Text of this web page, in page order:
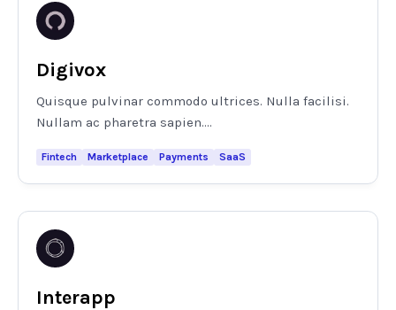
Digivox
Quisque pulvinar commodo ultrices. Nulla facilisi.
Nullam ac pharetra sapien....
Fintech Marketplace Payments SaaS
Interapp